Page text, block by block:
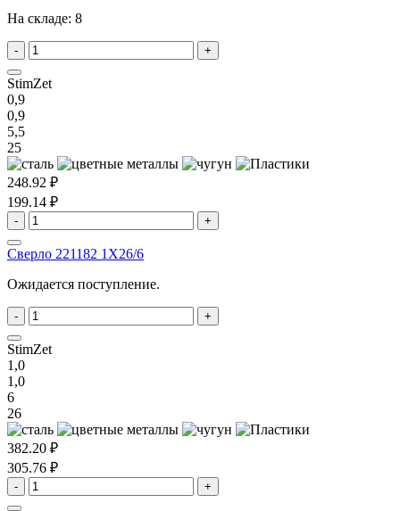
На складе: 8
- +
StimZet
0,9
0,9
5,5
25
248.92 ₽
199.14 ₽
- +
Сверло 221182 1X26/6
Ожидается поступление.
- +
StimZet
1,0
1,0
6
26
382.20 ₽
305.76 ₽
- +